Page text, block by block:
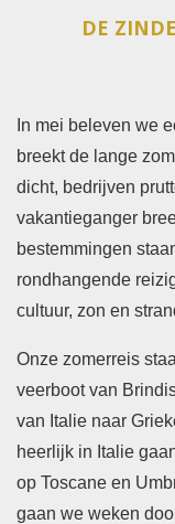
DE
In mei beleven we
breekt de lange
dicht, bedrijven
vakantieganger
bestemmingen
rondhangende
cultuur, zon en
Onze zomerreis
veerboot van
van Italie naar
heerlijk in Italie
op Toscane en
gaan we weken